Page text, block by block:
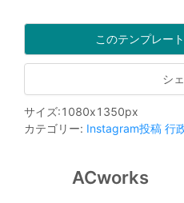
このテンプレー
シ
サイズ:1080x1350px
カテゴリー: Instagram投稿 行
ACworks